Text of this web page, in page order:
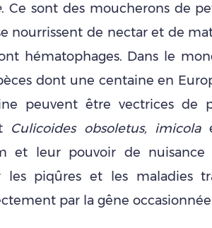
. Ce sont des moucherons de
nourrissent de nectar et de
hématophages. Dans le
dont une centaine en
peuvent être vectrices de
Culicoides obsoletus, imicola
et leur pouvoir de nuisance
les piqûres et les maladies
par la gêne